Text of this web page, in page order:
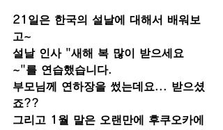
21일은 한국의 설날에 대해서 배워보
고~
설날 인사 "새해 복 많이 받으세요
~"를 연습했습니다.
부모님께 연하장을 썼는데요... 받으셨
죠??
그리고 1월 말은 오랜만에 후쿠오카에